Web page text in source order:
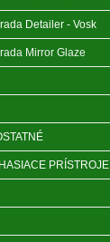
Detailer - Vosk
Mirror Glaze
PRÍSTROJE